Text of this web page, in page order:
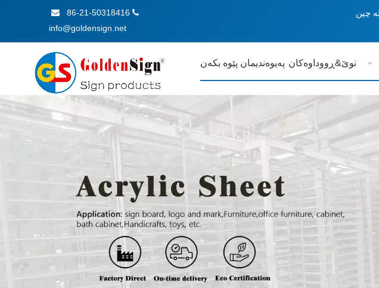


info@goldensign.net
نوێ&ڕووداوەکان پەیوەندیمان پێوە بکەن